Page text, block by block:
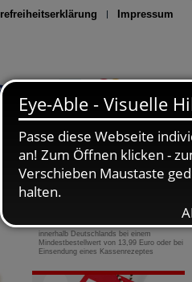
Impressum
Seite drucken
0800-10 11 422
gebührenfreie Rufnummer
innerhalb Deutschlands bei einem
Mindestbestellwert von 13,99 Euro oder bei
Einsendung eines Kassenrezeptes